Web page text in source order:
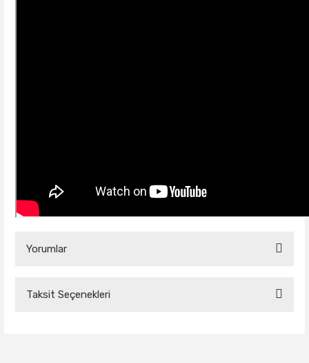
Yorumlar
Taksit Seçenekleri